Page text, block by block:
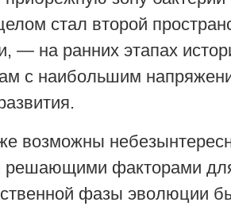
стал второй
— на ранних этапах
с наибольшим
возможны
решающими факторами
фазы эволюции